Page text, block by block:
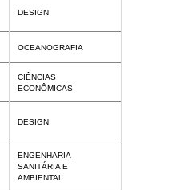
DESIGN
OCEANOGRAFIA
CIÊNCIAS
ECONÔMICAS
DESIGN
ENGENHARIA
SANITÁRIA E
AMBIENTAL